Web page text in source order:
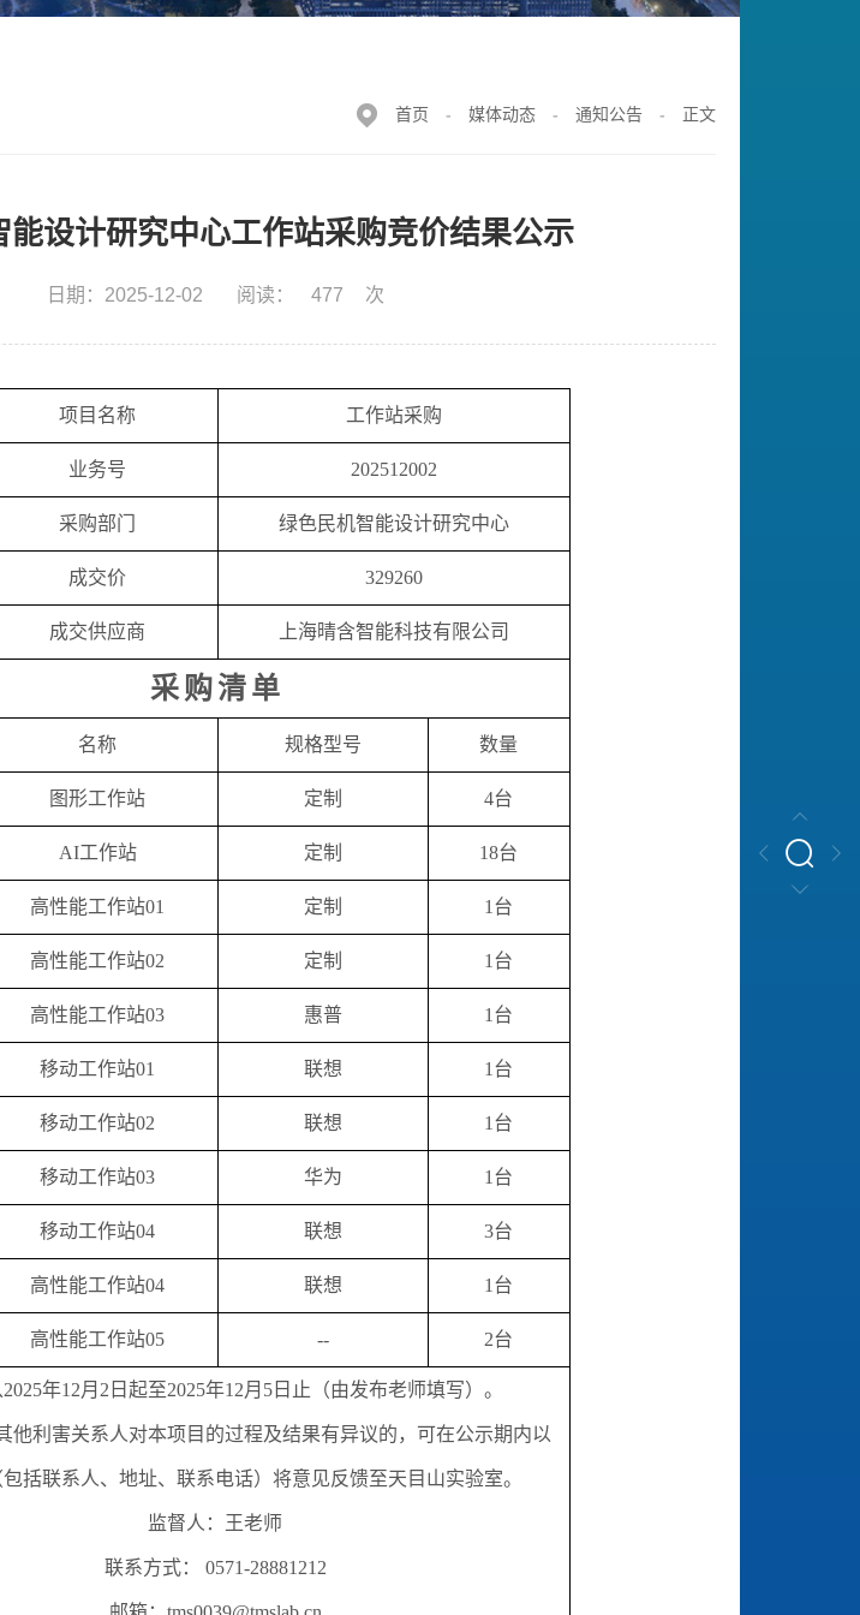
首页 - 媒体动态 - 通知公告 - 正文
能设计研究中心工作站采购竞价结果公示
日期：2025-12-02 阅读： 477 次
项目名称 工作站采购
业务号 202512002
采购部门 绿色民机智能设计研究中心
成交价 329260
成交供应商 上海晴含智能科技有限公司
采 购清单
名称 规格型号 数量
图形工作站 定制 4台
AI工作站 定制 18台
高性能工作站01 定制 1台
高性能工作站02 定制 1台
高性能工作站03 惠普 1台
移动工作站01 联想 1台
移动工作站02 联想 1台
移动工作站03 华为 1台
移动工作站04 联想 3台
高性能工作站04 联想 1台
高性能工作站05 -- 2台
5年12月2 日起至2025年12月5日止（由发布老师填写）。
他利害关系人对本项目的过程及结果有异议的，可在公示期内以
括联系人、地址、联系电话）将意见反馈至天目山实验室。
监督人：王老师
联系方式： 0571-28881212